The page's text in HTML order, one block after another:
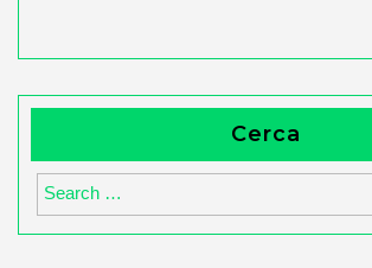
Cerca